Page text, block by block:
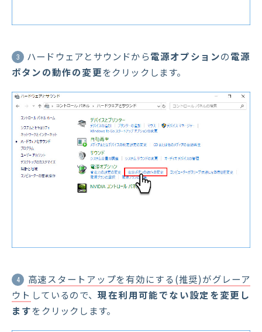
3 ハードウェアとサウンドから電源オプションの電源
ボタンの動作の変更をクリックします。
4
高速スタートアップを有効にする(推奨)がグレーア
ウト しているので、現在利用可能でない設定を変更し
ますをクリックします。